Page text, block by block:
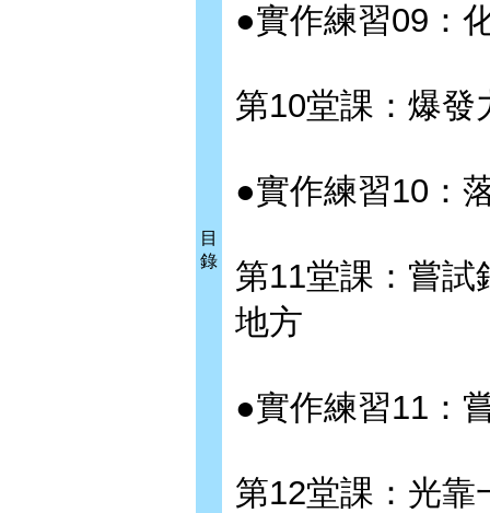
目
錄
●實作練習09：
第10堂課：爆
●實作練習10：
第11堂課：嘗
地方
●實作練習11：
第12堂課：光